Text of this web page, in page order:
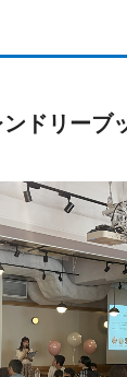
ンドリーブ